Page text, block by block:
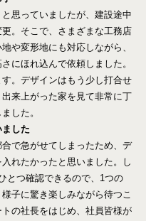
思っていましたが、建設途中
。そこで、さまざまな工務店
や変形地にも対応しながら、
にほれ込んで依頼しました。
。デザインはもう少し打合せ
来上がった家を見て非常に丁
した。
した
で急がせてしまったため、デ
れたかったと思いました。し
とつ確認できるので、1つの
子に驚き楽しみながら待つこ
の社長をはじめ、社員皆様が